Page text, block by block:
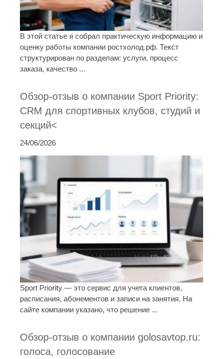
В этой статье я собрал практическую информацию и
оценку работы компании ростхолод.рф. Текст
структурирован по разделам: услуги, процесс
заказа, качество ...
Обзор-отзыв о компании Sport Priority:
CRM для спортивных клубов, студий и
секций<
24/06/2026
Sport Priority — это сервис для учета клиентов,
расписания, абонементов и записи на занятия. На
сайте компании указано, что решение ...
Обзор-отзыв о компании golosavtop.ru:
голоса, голосование